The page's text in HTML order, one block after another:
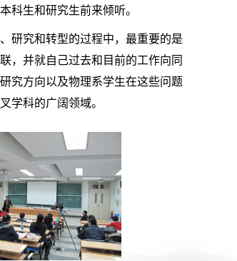
科生和研究生前来倾听。
研究和转型的过程中，最重要的是
，并就自己过去和目前的工作向同
究方向以及物理系学生在这些问题
学科的广阔领域。